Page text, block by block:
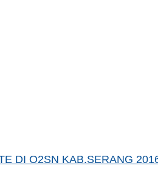
DI O2SN KAB.SERANG